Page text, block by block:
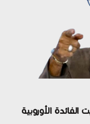
الفائدة الأوروبية